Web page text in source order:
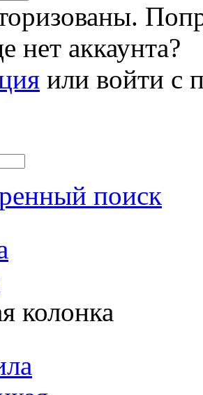
нет аккаунта?
или войти с
поиск
колонка